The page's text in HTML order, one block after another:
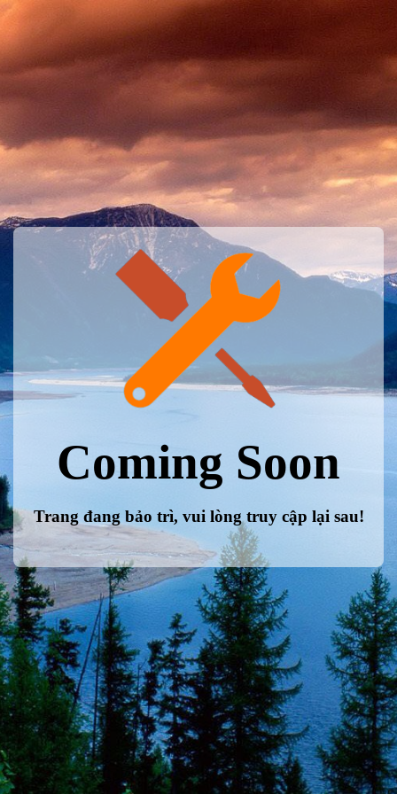
Coming Soon
Trang đang bảo trì, vui lòng truy cập lại sau!